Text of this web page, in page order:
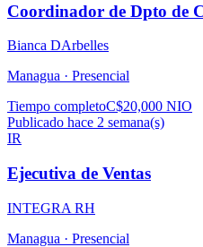
Coordinador de Dpto de
Bianca DArbelles
Managua · Presencial
Tiempo completoC$20,000 NIO
Publicado hace 2 semana(s)
IR
Ejecutiva de Ventas
INTEGRA RH
Managua · Presencial